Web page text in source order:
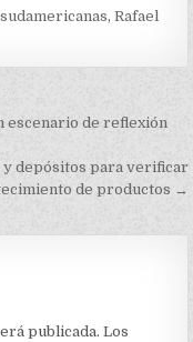
,Rafael
escenario de reflexión
depósitos para verificar
de productos →
publicada. Los